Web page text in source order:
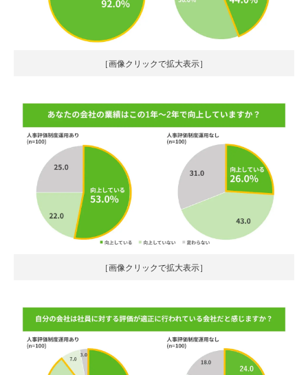
［画像クリックで拡大表示］
［画像クリックで拡大表示］